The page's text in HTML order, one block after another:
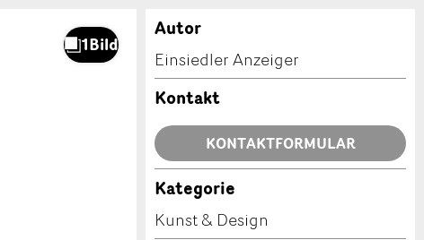
Autor
Einsiedler Anzeiger
Kontakt
KONTAKTFORMULAR
Kategorie
Kunst & Design